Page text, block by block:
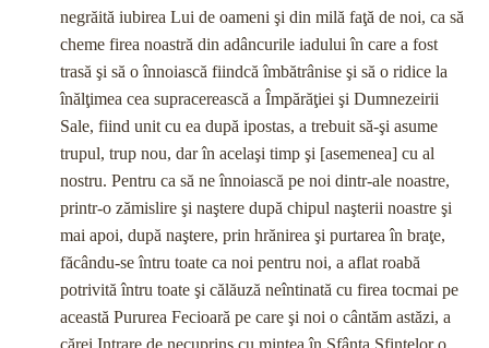
negrăită iubirea Lui de oameni şi din milă faţă de noi, ca să
cheme firea noastră din adâncurile iadului în care a fost
trasă şi să o înnoiască fiindcă îmbătrânise şi să o ridice la
înălţimea cea supracerească a Împărăţiei şi Dumnezeirii
Sale, fiind unit cu ea după ipostas, a trebuit să-şi asume
trupul, trup nou, dar în acelaşi timp şi [asemenea] cu al
nostru. Pentru ca să ne înnoiască pe noi dintr-ale noastre,
printr-o zămislire şi naştere după chipul naşterii noastre şi
mai apoi, după naştere, prin hrănirea şi purtarea în braţe,
făcându-se întru toate ca noi pentru noi, a aflat roabă
potrivită întru toate şi călăuză neîntinată cu firea tocmai pe
această Pururea Fecioară pe care şi noi o cântăm astăzi, a
cărei Intrare de necuprins cu mintea în Sfânta Sfintelor o